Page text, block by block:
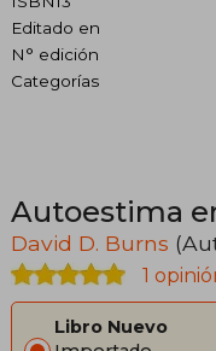
Editado en
N° edición
Categorías
Autoestima
David D. Burns
1
Libro Nuevo